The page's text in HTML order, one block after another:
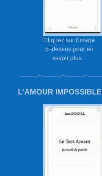
Cliquez sur l'image
ci-dessus pour en
savoir plus...
L'AMOUR IMPOSSIBLE